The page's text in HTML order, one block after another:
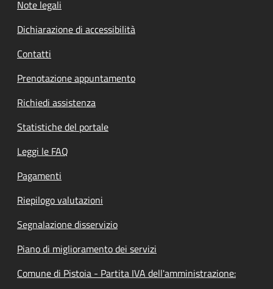
Note legali
Dichiarazione di accessibilità
Contatti
Prenotazione appuntamento
Richiedi assistenza
Statistiche del portale
Leggi le FAQ
Pagamenti
Riepilogo valutazioni
Segnalazione disservizio
Piano di miglioramento dei servizi
Comune di Pistoia - Partita IVA dell'amministrazione: